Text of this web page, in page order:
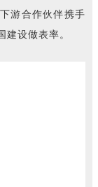
游合作伙伴携手
建设做表率。